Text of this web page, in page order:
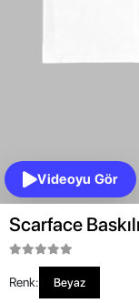
Videoyu Gör
Scarface
Renk: Beyaz